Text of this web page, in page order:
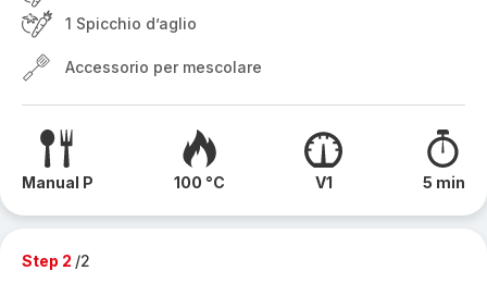
1 Spicchio d’aglio
Accessorio per mescolare
Manual P 100 °C V1 5 min
Step 2 /2